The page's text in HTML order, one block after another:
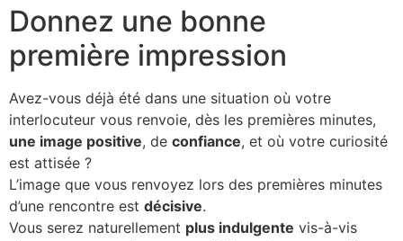
Donnez une bonne
première impression
Avez-vous déjà été dans une situation où votre
interlocuteur vous renvoie, dès les premières minutes,
une image positive, de confiance, et où votre curiosité
est attisée ?
L’image que vous renvoyez lors des premières minutes
d’une rencontre est décisive.
Vous serez naturellement plus indulgente vis-à-vis